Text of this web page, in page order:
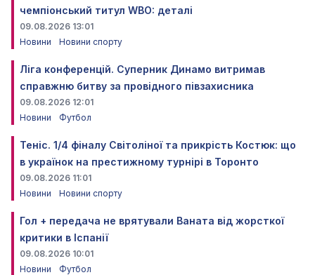
чемпіонський титул WBO: деталі
09.08.2026 13:01
Новини
Новини спорту
Ліга конференцій. Суперник Динамо витримав
справжню битву за провідного півзахисника
09.08.2026 12:01
Новини
Футбол
Теніс. 1/4 фіналу Світоліної та прикрість Костюк: що
в українок на престижному турнірі в Торонто
09.08.2026 11:01
Новини
Новини спорту
Гол + передача не врятували Ваната від жорсткої
критики в Іспанії
09.08.2026 10:01
Новини
Футбол